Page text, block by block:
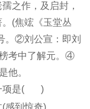
之作，及启封，
(焦竤《玉堂丛
。②刘公宣：即刘
考中了解元。④
他。
一项是( )
(感到惊奇)